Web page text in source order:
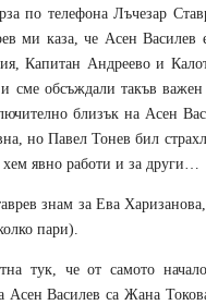
по телефона Лъчезар
ми каза, че Асен
Капитан Андреево и
сме обсъждали такъв важен
близък на Асен
но Павел Тонев бил
явно работи и за други…
знам за Ева
пари).
тук, че от самото
Асен Василев са Жана